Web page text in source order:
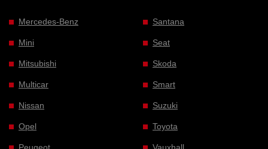
Mercedes-Benz
Mini
Mitsubishi
Multicar
Nissan
Opel
Santana
Seat
Skoda
Smart
Suzuki
Toyota